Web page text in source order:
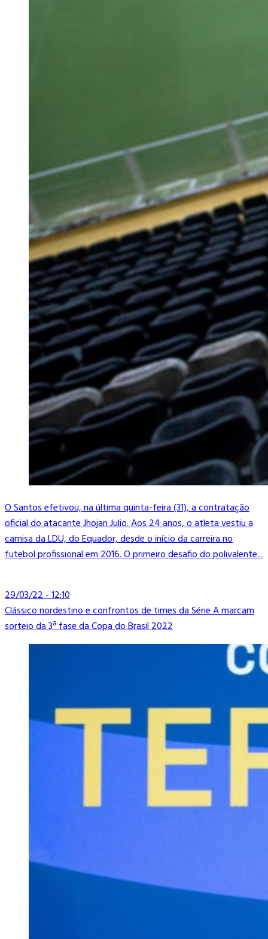
O Santos efetivou, na última quinta-feira (31), a contratação
oficial do atacante Jhojan Julio. Aos 24 anos, o atleta vestiu a
camisa da LDU, do Equador, desde o início da carreira no
futebol profissional em 2016. O primeiro desafio do polivalente...
29/03/22 - 12:10
Clássico nordestino e confrontos de times da Série A marcam
sorteio da 3ª fase da Copa do Brasil 2022